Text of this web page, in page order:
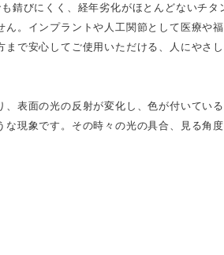
錆びにくく、経年劣化がほとんどないチタ
。インプラントや⼈⼯関節として医療や
で安⼼してご使用いただける、⼈にやさし
表⾯の光の反射が変化し、⾊が付いてい
現象です。その時々の光の具合、⾒る⾓